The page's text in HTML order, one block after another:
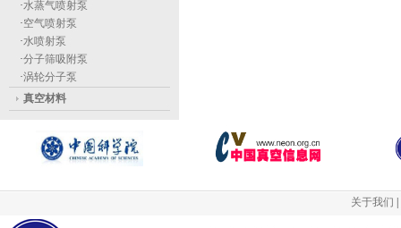
·水蒸气喷射泵
·空气喷射泵
·水喷射泵
·分子筛吸附泵
·涡轮分子泵
真空材料
关于我们